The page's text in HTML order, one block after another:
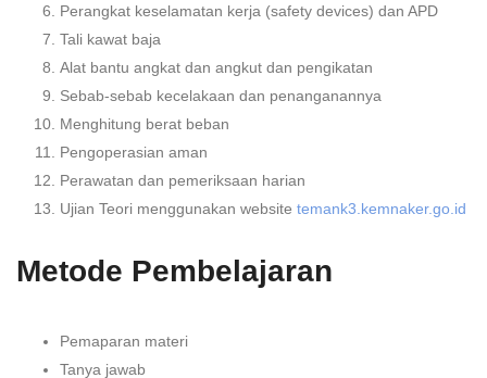
Perangkat keselamatan kerja (safety devices) dan APD
Tali kawat baja
Alat bantu angkat dan angkut dan pengikatan
Sebab-sebab kecelakaan dan penanganannya
Menghitung berat beban
Pengoperasian aman
Perawatan dan pemeriksaan harian
Ujian Teori menggunakan website temank3.kemnaker.go.id
Metode Pembelajaran
Pemaparan materi
Tanya jawab